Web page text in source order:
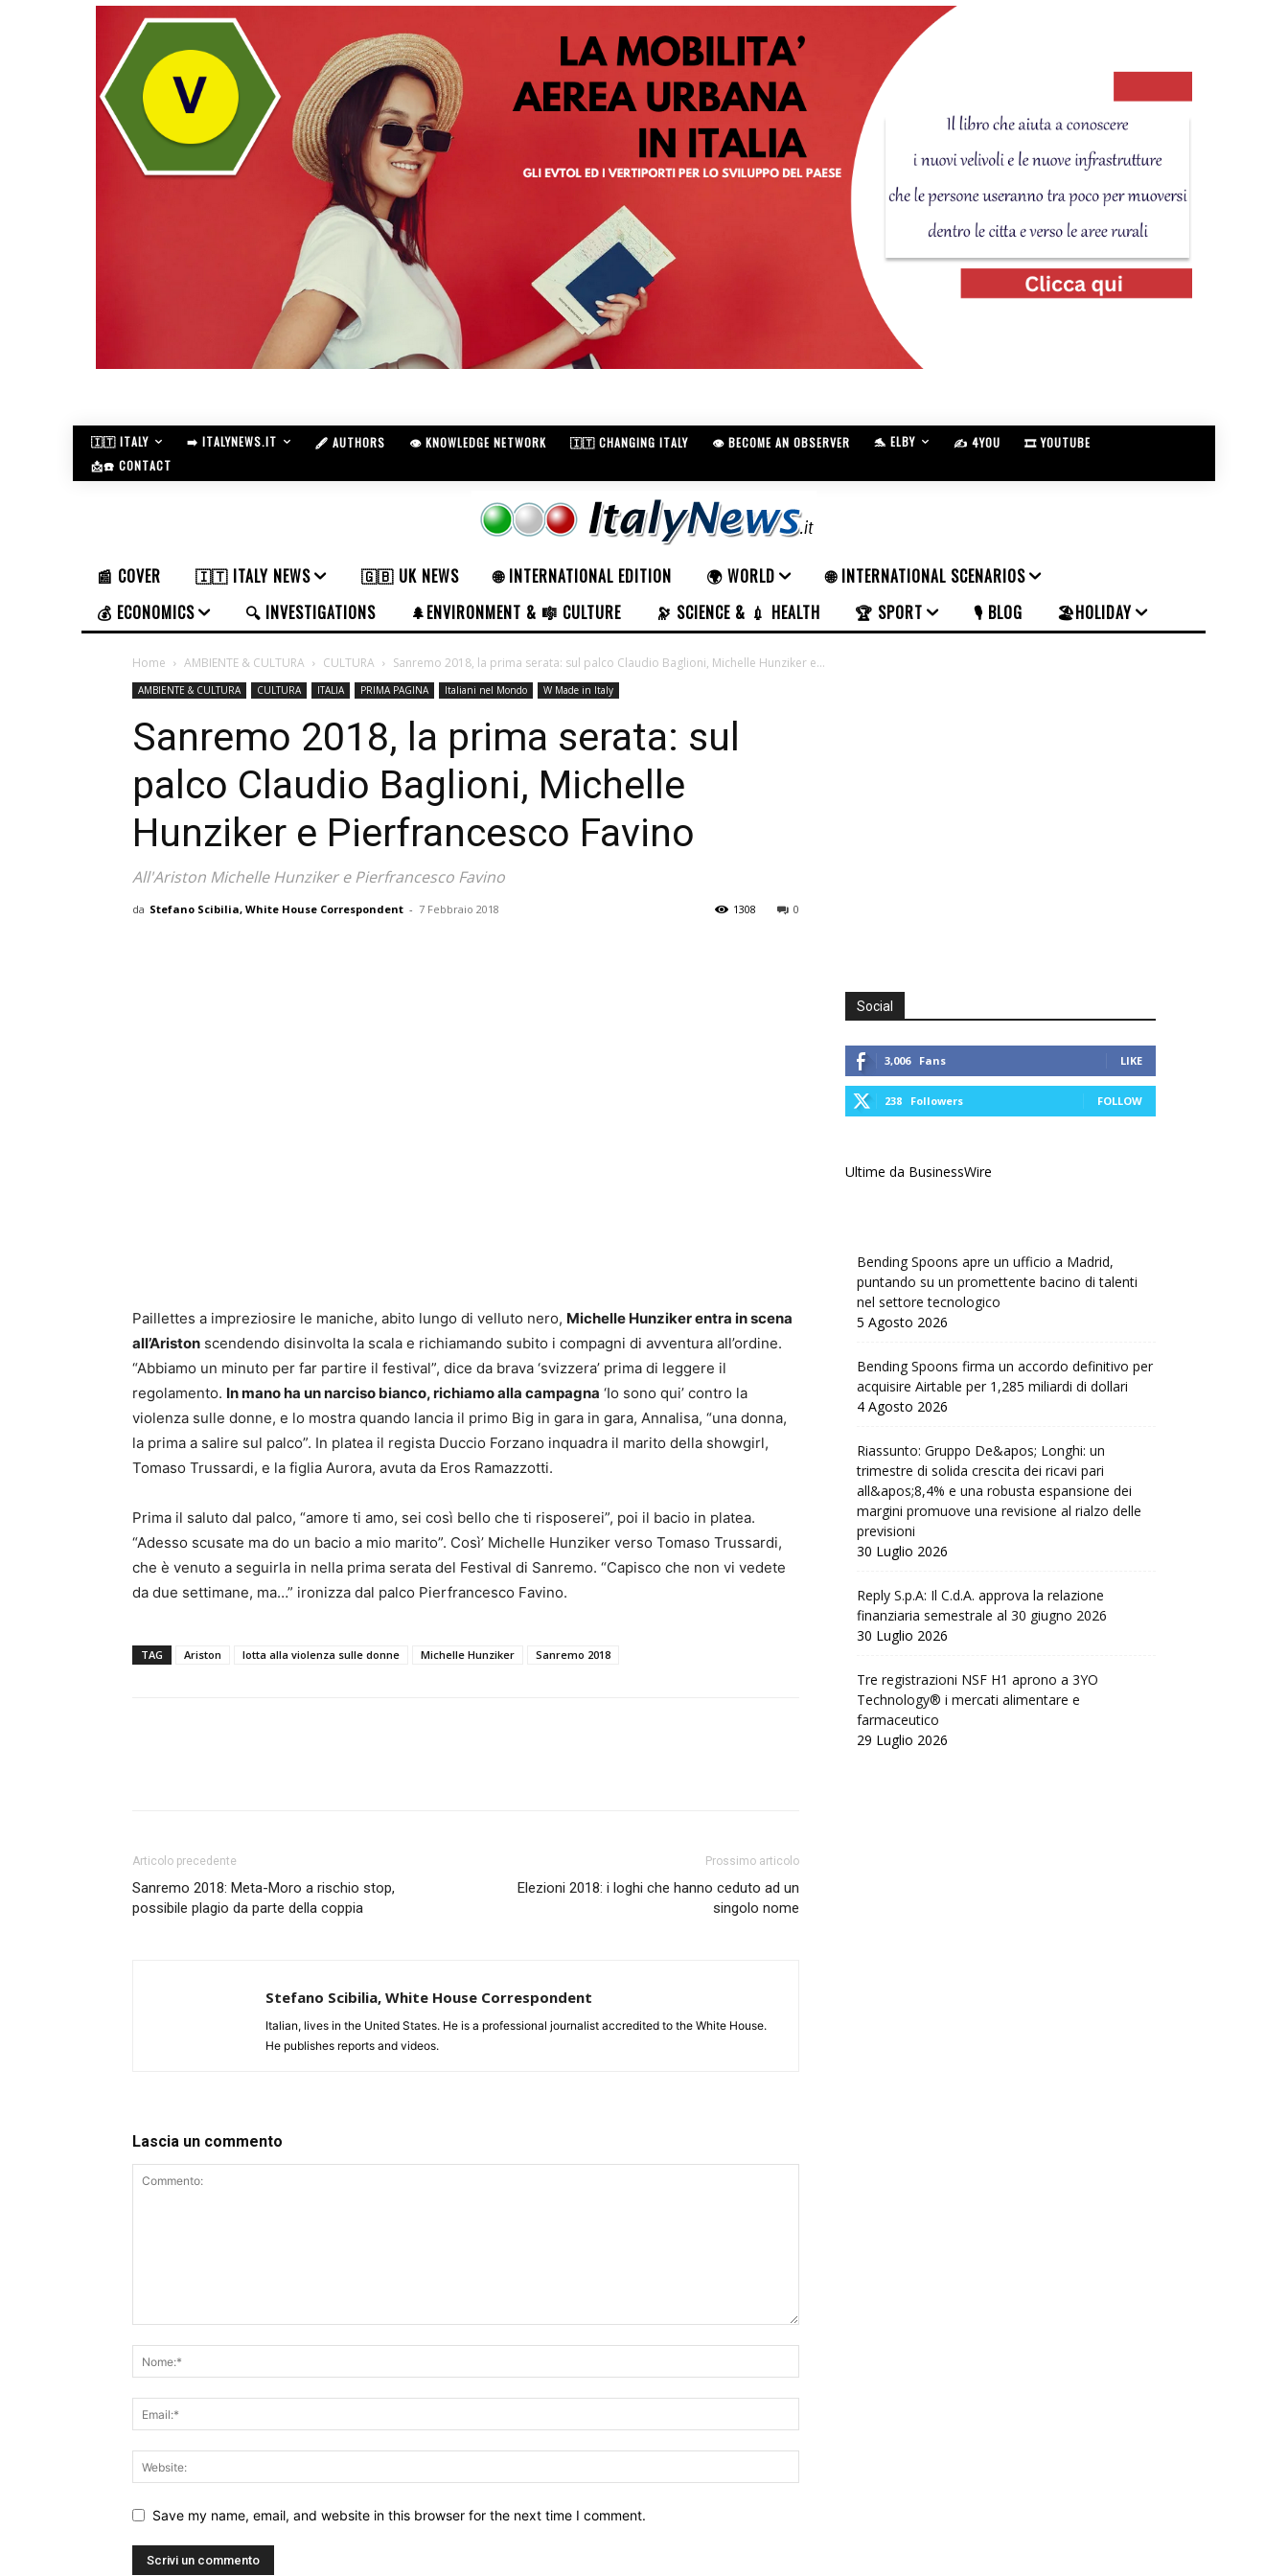
🇮🇹 ITALY ➡️ ITALYNEWS.IT 🖋️ AUTHORS 👁️ KNOWLEDGE NETWORK 🇮🇹 CHANGING ITALY 👁️ BECOME AN OBSERVER 🐬 ELBY ✍️ 4YOU
🎞️ YOUTUBE
📩☎️ CONTACT
📰 COVER 🇮🇹 ITALY NEWS 🇬🇧 UK NEWS 🌐 INTERNATIONAL EDITION 🌍 WORLD
🌐 INTERNATIONAL SCENARIOS
💰 ECONOMICS
🔍 INVESTIGATIONS 🌲ENVIRONMENT & 🎼 CULTURE 🔭 SCIENCE & 💉 HEALTH 🏆 SPORT 🎙️ BLOG 🏖️HOLIDAY
Home AMBIENTE & CULTURA CULTURA Sanremo 2018, la prima serata: sul palco Claudio Baglioni, Michelle Hunziker e...
AMBIENTE & CULTURA CULTURA ITALIA PRIMA PAGINA Italiani nel Mondo W Made in Italy
Sanremo 2018, la prima serata: sul
palco Claudio Baglioni, Michelle
Hunziker e Pierfrancesco Favino
All'Ariston Michelle Hunziker e Pierfrancesco Favino
da Stefano Scibilia, White House Correspondent - 7 Febbraio 2018 0
1308
Paillettes a impreziosire le maniche, abito lungo di velluto nero, Michelle Hunziker entra in scena
all’Ariston scendendo disinvolta la scala e richiamando subito i compagni di avventura all’ordine.
“Abbiamo un minuto per far partire il festival”, dice da brava ‘svizzera’ prima di leggere il
regolamento. In mano ha un narciso bianco, richiamo alla campagna ‘Io sono qui’ contro la
violenza sulle donne, e lo mostra quando lancia il primo Big in gara in gara, Annalisa, “una donna,
la prima a salire sul palco”. In platea il regista Duccio Forzano inquadra il marito della showgirl,
Tomaso Trussardi, e la figlia Aurora, avuta da Eros Ramazzotti.
Prima il saluto dal palco, “amore ti amo, sei così bello che ti risposerei”, poi il bacio in platea.
“Adesso scusate ma do un bacio a mio marito”. Così’ Michelle Hunziker verso Tomaso Trussardi,
che è venuto a seguirla in nella prima serata del Festival di Sanremo. “Capisco che non vi vedete
da due settimane, ma…” ironizza dal palco Pierfrancesco Favino.
TAG Ariston lotta alla violenza sulle donne Michelle Hunziker Sanremo 2018
Articolo precedente
Sanremo 2018: Meta-Moro a rischio stop,
possibile plagio da parte della coppia
Prossimo articolo
Elezioni 2018: i loghi che hanno ceduto ad un
singolo nome
Stefano Scibilia, White House Correspondent
Italian, lives in the United States. He is a professional journalist accredited to the White House.
He publishes reports and videos.
Lascia un commento
Save my name, email, and website in this browser for the next time I comment.
Social
3,006 Fans LIKE
238 Followers FOLLOW
Ultime da BusinessWire
Bending Spoons apre un ufficio a Madrid,
puntando su un promettente bacino di talenti
nel settore tecnologico
5 Agosto 2026
Bending Spoons firma un accordo definitivo per
acquisire Airtable per 1,285 miliardi di dollari
4 Agosto 2026
Riassunto: Gruppo De&apos; Longhi: un
trimestre di solida crescita dei ricavi pari
all&apos;8,4% e una robusta espansione dei
margini promuove una revisione al rialzo delle
previsioni
30 Luglio 2026
Reply S.p.A: Il C.d.A. approva la relazione
finanziaria semestrale al 30 giugno 2026
30 Luglio 2026
Tre registrazioni NSF H1 aprono a 3YO
Technology® i mercati alimentare e
farmaceutico
29 Luglio 2026